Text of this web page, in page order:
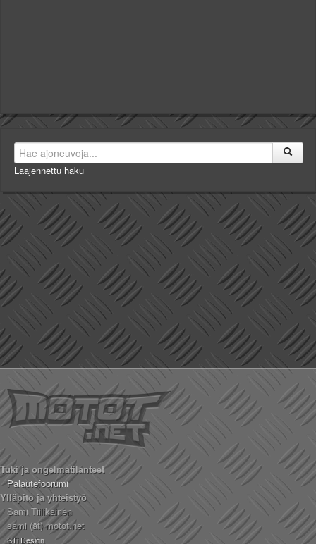
Laajennettu haku
Tuki ja ongelmatilanteet
Palautefoorumi
Ylläpito ja yhteistyö
Sami Tiilikainen
sami (ät) motot.net
STi Design